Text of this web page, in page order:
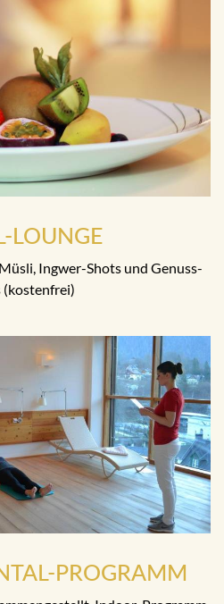
LOUNGE
Ingwer-Shots und Genuss-
(kostenfrei)
PROGRAMM